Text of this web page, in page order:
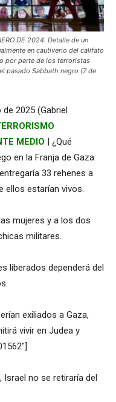
DE 2024. Detalle de un
en cautiverio del califato
por parte de los terroristas
pasado Sabbath negro (7 de
2025 (Gabriel
MEDIO | ¿Qué
en la Franja de Gaza
33 rehenes a
ellos estarían vivos.
mujeres y a los dos
militares.
liberados dependerá del
exiliados a Gaza,
vivir en Judea y
no se retiraría del